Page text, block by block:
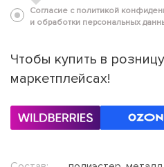
Согласие с политикой
и обработки персональных
Чтобы купить в
маркетплейсах!